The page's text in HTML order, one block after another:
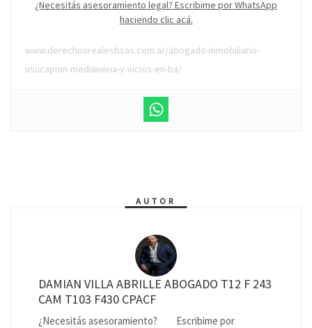
¿Necesitás asesoramiento legal? Escribime por WhatsApp
haciendo clic acá.
www.derechosrealesbsas.com.ar/abogado-inmobiliario-
usucapion-medianeria-y-vicios-en-ba/
AUTOR
DAMIAN VILLA ABRILLE ABOGADO T12 F 243
CAM T103 F430 CPACF
¿Necesitás asesoramiento?
Escribime por